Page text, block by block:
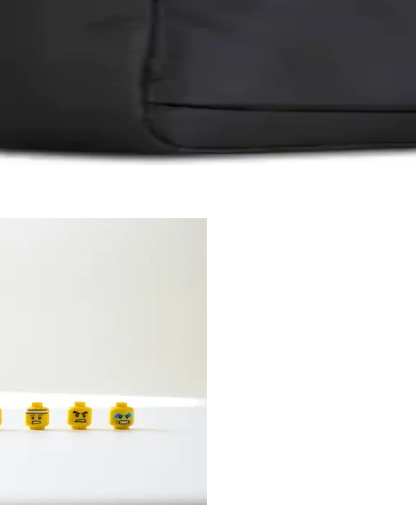
14 inç laptoplar için ideal, su geçirmez özellikleri ve geniş iç hacmiyle günlük ve
Çantaları Karşılaştırması
malzeme, ergonomi ve kullanıcı memnuniyetine odaklanarak en uygun seçimi
Karşılaştırması ve Kullanıcı Yorumları
özellikleri, dayanıklılıkları ve kullanıcı yorumları detaylı